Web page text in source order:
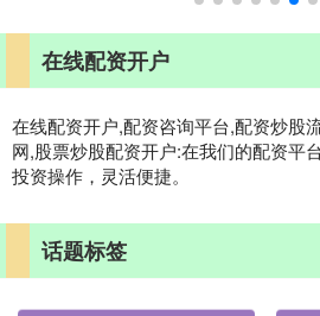
在线配资开户
在线配资开户,配资咨询平台,配资炒股
网,股票炒股配资开户:在我们的配资平
投资操作，灵活便捷。
话题标签